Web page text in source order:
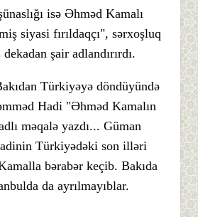
isə Əhməd Kamalı
siyasi fırıldaqçı", sərxoşluq
şair adlandırırdı.
Türkiyəyə döndüyündə
Hadi "Əhməd Kamalın
məqalə yazdı... Güman
Türkiyədəki son illəri
bərabər keçib. Bakıda
da ayrılmayıblar.